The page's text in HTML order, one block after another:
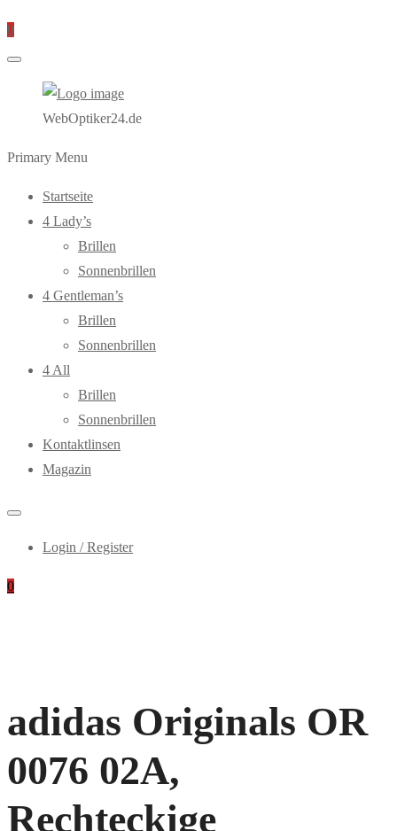
0
WebOptiker24.de
Primary Menu
Startseite
4 Lady’s
Brillen
Sonnenbrillen
4 Gentleman’s
Brillen
Sonnenbrillen
4 All
Brillen
Sonnenbrillen
Kontaktlinsen
Magazin
Login / Register
0
adidas Originals OR
0076 02A,
Rechteckige